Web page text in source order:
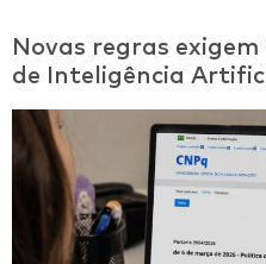
Novas regras
de Inteligência